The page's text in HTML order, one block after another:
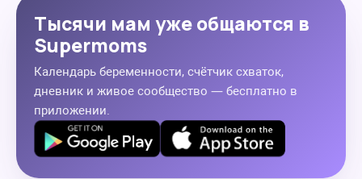
Тысячи мам уже общаются в
Supermoms
Календарь беременности, счётчик схваток,
дневник и живое сообщество — бесплатно в
приложении.